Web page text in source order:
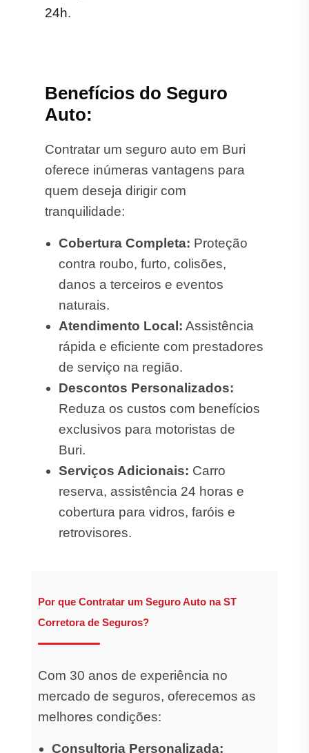
24h.
Benefícios do Seguro
Auto:
Contratar um seguro auto em Buri
oferece inúmeras vantagens para
quem deseja dirigir com
tranquilidade:
Cobertura Completa: Proteção
contra roubo, furto, colisões,
danos a terceiros e eventos
naturais.
Atendimento Local: Assistência
rápida e eficiente com prestadores
de serviço na região.
Descontos Personalizados:
Reduza os custos com benefícios
exclusivos para motoristas de
Buri.
Serviços Adicionais: Carro
reserva, assistência 24 horas e
cobertura para vidros, faróis e
retrovisores.
Por que Contratar um Seguro Auto na ST
Corretora de Seguros?
Com 30 anos de experiência no
mercado de seguros, oferecemos as
melhores condições:
Consultoria Personalizada: